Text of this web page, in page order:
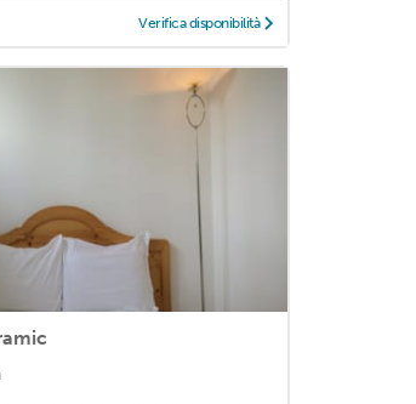
Verifica disponibilità